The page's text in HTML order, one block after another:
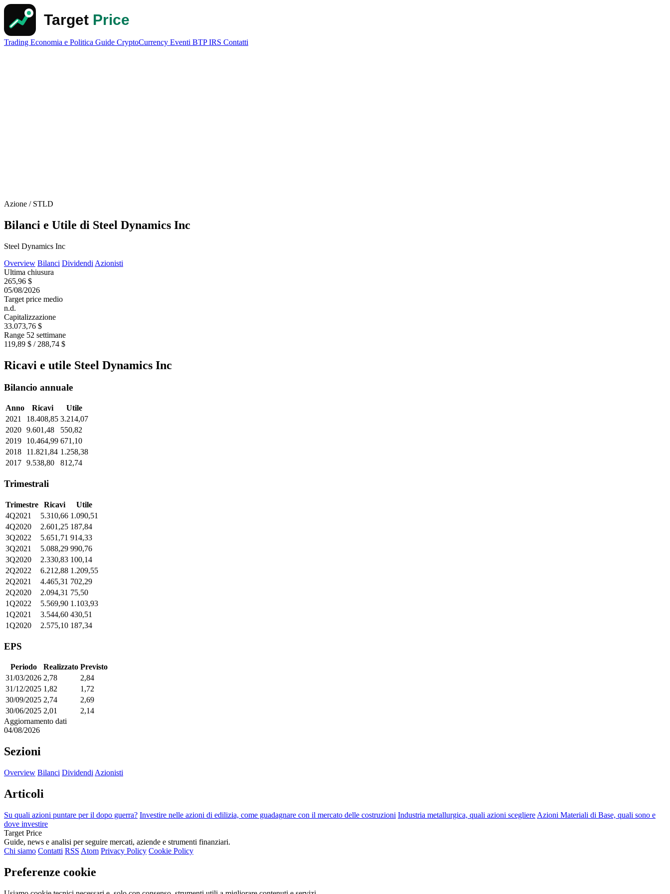
Trading Economia e Politica Guide CryptoCurrency Eventi BTPIRS Contatti
Azione / STLD
Bilanci e Utile di Steel Dynamics Inc
Steel Dynamics Inc
Overview Bilanci Dividendi Azionisti
Ultima chiusura
265,96 $
05/08/2026
Target price medio
n.d.
Capitalizzazione
33.073,76 $
Range 52 settimane
119,89 $ / 288,74 $
Ricavi e utile Steel Dynamics Inc
Bilancio annuale
Anno Ricavi
Utile
2021
18.408,85 3.214,07
2020 9.601,48
550,82
2019
10.464,99 671,10
2018
11.821,84 1.258,38
2017 9.538,80 812,74
Trimestrali
Trimestre Ricavi
Utile
4Q2021
5.310,66 1.090,51
4Q2020
2.601,25 187,84
3Q2022
5.651,71 914,33
3Q2021
5.088,29 990,76
3Q2020
2.330,83 100,14
2Q2022
6.212,88 1.209,55
2Q2021
4.465,31 702,29
2Q2020
2.094,31 75,50
1Q2022
5.569,90 1.103,93
1Q2021
3.544,60 430,51
1Q2020
2.575,10 187,34
EPS
Periodo Realizzato Previsto
31/03/2026 2,78
2,84
31/12/2025 1,82
1,72
30/09/2025 2,74
2,69
30/06/2025 2,01
2,14
Aggiornamento dati
04/08/2026
Sezioni
Overview Bilanci Dividendi Azionisti
Articoli
Su quali azioni puntare per il dopo guerra? Investire nelle azioni di edilizia, come guadagnare con il mercato delle costruzioni Industria metallurgica, quali azioni scegliere Azioni Materiali di Base, quali sono e
dove investire
Target Price
Guide, news e analisi per seguire mercati, aziende e strumenti finanziari.
Chi siamo Contatti RSS Atom Privacy Policy Cookie Policy
Preferenze cookie